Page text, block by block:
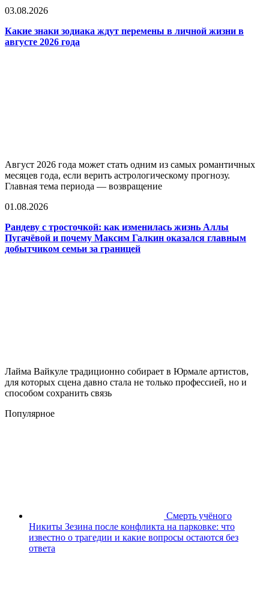
03.08.2026
Какие знаки зодиака ждут перемены в личной жизни в
августе 2026 года
Август 2026 года может стать одним из самых романтичных
месяцев года, если верить астрологическому прогнозу.
Главная тема периода — возвращение
01.08.2026
Рандеву с тросточкой: как изменилась жизнь Аллы
Пугачёвой и почему Максим Галкин оказался главным
добытчиком семьи за границей
Лайма Вайкуле традиционно собирает в Юрмале артистов,
для которых сцена давно стала не только профессией, но и
способом сохранить связь
Популярное
Смерть учёного
Никиты Зезина после конфликта на парковке: что
известно о трагедии и какие вопросы остаются без
ответа